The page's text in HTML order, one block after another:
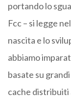
portando lo
Fcc – si legge
nascita e lo
abbiamo
basate su
cache distribuiti